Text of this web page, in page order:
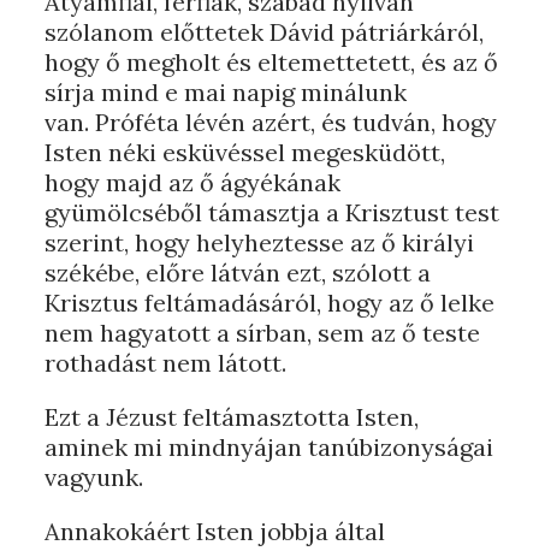
szólanom előttetek Dávid pátriárkáról,
hogy ő megholt és eltemettetett, és az ő
sírja mind e mai napig minálunk
van. Próféta lévén azért, és tudván, hogy
Isten néki esküvéssel megesküdött,
hogy majd az ő ágyékának
gyümölcséből támasztja a Krisztust test
szerint, hogy helyheztesse az ő királyi
székébe, előre látván ezt, szólott a
Krisztus feltámadásáról, hogy az ő lelke
nem hagyatott a sírban, sem az ő teste
rothadást nem látott.
Ezt a Jézust feltámasztotta Isten,
aminek mi mindnyájan tanúbizonyságai
vagyunk.
Annakokáért Isten jobbja által